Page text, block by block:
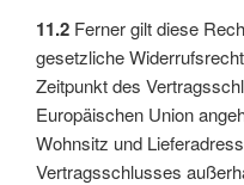
11.2 Ferner gilt diese
gesetzliche
Zeitpunkt des
Europäischen Union
Wohnsitz und
Vertragsschlusses